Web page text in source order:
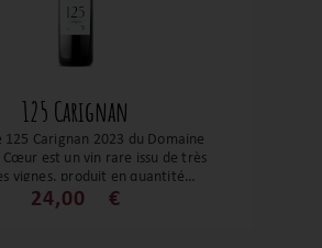
125 Carignan
125 Carignan 2023 du Domaine
Cœur est un vin rare issu de très
vignes, produit en quantité
qui exprime avec intensité
24,00 €